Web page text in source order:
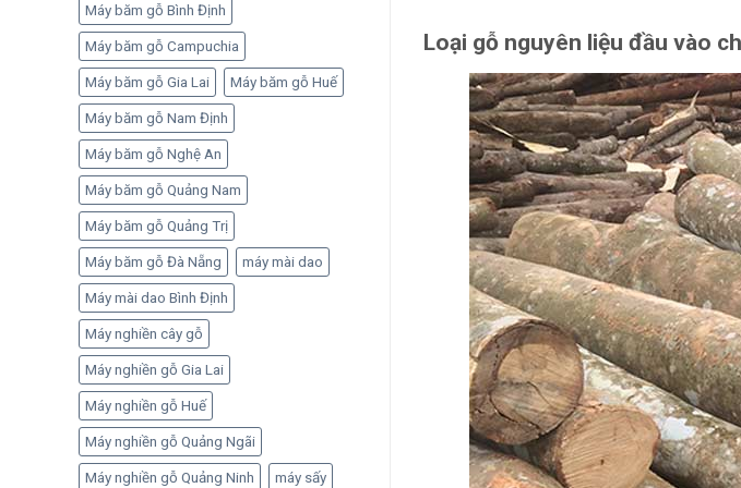
Máy băm gỗ Bình Định
Máy băm gỗ Campuchia
Máy băm gỗ Gia Lai Máy băm gỗ Huế
Máy băm gỗ Nam Định
Máy băm gỗ Nghệ An
Máy băm gỗ Quảng Nam
Máy băm gỗ Quảng Trị
Máy băm gỗ Đà Nẵng máy mài dao
Máy mài dao Bình Định
Máy nghiền cây gỗ
Máy nghiền gỗ Gia Lai
Máy nghiền gỗ Huế
Máy nghiền gỗ Quảng Ngãi
Máy nghiền gỗ Quảng Ninh máy sấy
Loại gỗ nguyên liệu đầu vào